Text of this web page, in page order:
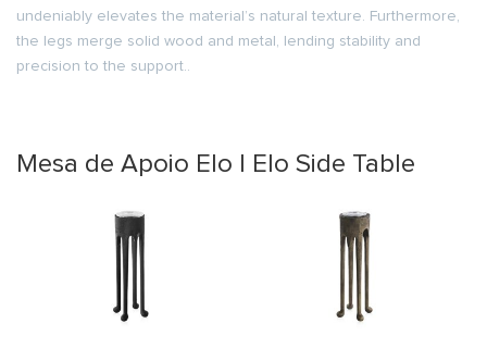
undeniably elevates the material’s natural texture. Furthermore,
the legs merge solid wood and metal, lending stability and
precision to the support..
Mesa de Apoio Elo | Elo Side Table